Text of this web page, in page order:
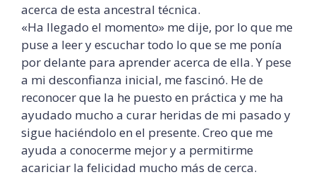
acerca de esta ancestral técnica.
«Ha llegado el momento» me dije, por lo que me
puse a leer y escuchar todo lo que se me ponía
por delante para aprender acerca de ella. Y pese
a mi desconfianza inicial, me fascinó. He de
reconocer que la he puesto en práctica y me ha
ayudado mucho a curar heridas de mi pasado y
sigue haciéndolo en el presente. Creo que me
ayuda a conocerme mejor y a permitirme
acariciar la felicidad mucho más de cerca.